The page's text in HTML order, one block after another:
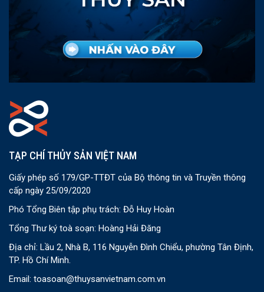
TẠP CHÍ THỦY SẢN VIỆT NAM
Giấy phép số 179/GP-TTĐT của Bộ thông tin và Truyền thông
cấp ngày 25/09/2020
Phó Tổng Biên tập phụ trách: Đỗ Huy Hoàn
Tổng Thư ký toà soạn: Hoàng Hải Đăng
Địa chỉ: Lầu 2, Nhà B, 116 Nguyễn Đình Chiểu, phường Tân Định,
TP. Hồ Chí Minh.
Email: toasoan@thuysanvietnam.com.vn